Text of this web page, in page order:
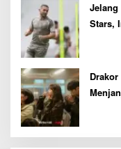
Stars,
Drakor